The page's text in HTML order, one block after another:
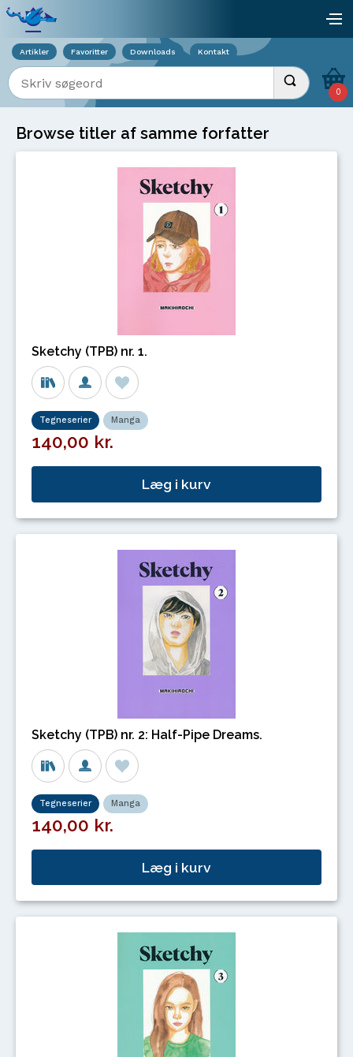
Artikler Favoritter Downloads Kontakt
Indtast søgeord Udfør søgning
0
Browse titler af samme forfatter
Sketchy (TPB) nr. 1.
Tegneserier Manga
140,00 kr.
Læg i kurv
Sketchy (TPB) nr. 2: Half-Pipe Dreams.
Tegneserier Manga
140,00 kr.
Læg i kurv
Viser overlay for indkøbskurv